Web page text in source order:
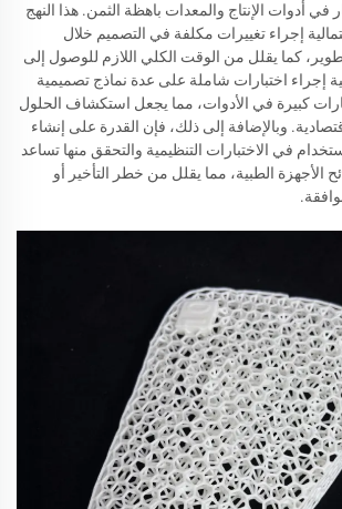
في أدوات الإنتاج والمعدات باهظة الثمن. هذا النهج
إجراء تغييرات مكلفة في التصميم خلال
كما يقلل من الوقت الكلي اللازم للوصول إلى
إجراء اختبارات شاملة على عدة نماذج تصميمية
كبيرة في الأدوات، مما يجعل استكشاف الحلول
وبالإضافة إلى ذلك، فإن القدرة على إنشاء
في الاختبارات التنظيمية والتحقق منها تساعد
الأجهزة الطبية، مما يقلل من خطر التأخير أو